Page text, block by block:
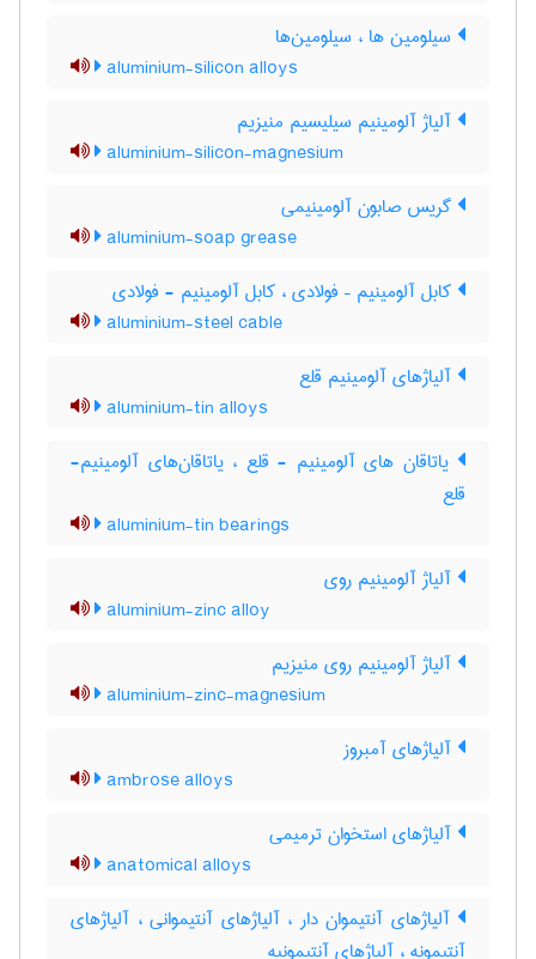
سیلومین ها ، سیلومین‌ها
aluminium-silicon alloys
آلیاژ آلومینیم سیلیسیم منیزیم
aluminium-silicon-magnesium
گریس صابون آلومینیمی
aluminium-soap grease
کابل آلومینیم – فولادی ، کابل آلومینیم - فولادی
aluminium-steel cable
آلیاژهای آلومینیم قلع
aluminium-tin alloys
یاتاقان های آلومینیم - قلع ، یاتاقان‌های آلومینیم-
قلع
aluminium-tin bearings
آلیاژ آلومینیم روی
aluminium-zinc alloy
آلیاژ آلومینیم روی منیزیم
aluminium-zinc-magnesium
آلیاژهای آمبروز
ambrose alloys
آلیاژهای استخوان ترمیمی
anatomical alloys
آلیاژهای آنتیموان دار ، آلیاژهای آنتیموانی ، آلیاژهای
آنتیمونه ، آلیاژهای آنتیمونیه